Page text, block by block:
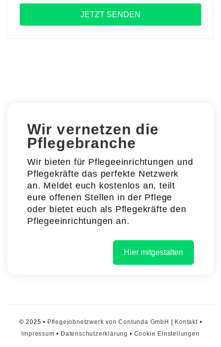
Wir vernetzen die
Pflegebranche
Wir bieten für Pflegeeinrichtungen und
Pflegekräfte das perfekte Netzwerk
an. Meldet euch kostenlos an, teilt
eure offenen Stellen in der Pflege
oder bietet euch als Pflegekräfte den
Pflegeeinrichtungen an.
Hier mitgestalten
© 2025 • Pflegejobnetzwerk von Contunda GmbH Kontakt•
Impressum • Datenschutzerklärung • Cookie Einstellungen